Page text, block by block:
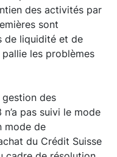
des activités par
sont
de liquidité et de
les problèmes
gestion des
pas suivi le mode
mode de
du Crédit Suisse